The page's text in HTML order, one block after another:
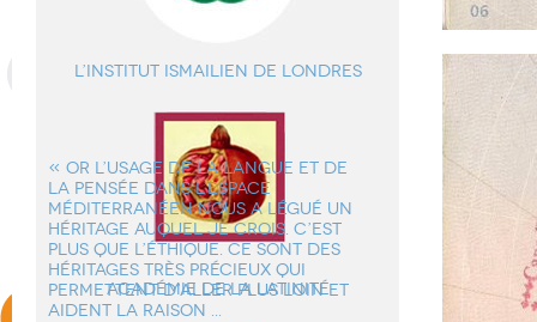
« OR L’USAGE DE LA LANGUE ET DE
LA PENSÉE DANS L’ESPACE
MÉDITERRANÉEN NOUS A LÉGUÉ UN
HÉRITAGE AUQUEL JE CROIS. C’EST
PLUS QUE L’ÉTHIQUE. CE SONT DES
HÉRITAGES TRÈS PRÉCIEUX QUI
PERMETTENT D’ALLER PLUS LOIN ET
AIDENT LA RAISON ...
L’institut ismailien de Londres
Académie de la Latinité